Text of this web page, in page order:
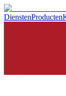
DienstenProducten